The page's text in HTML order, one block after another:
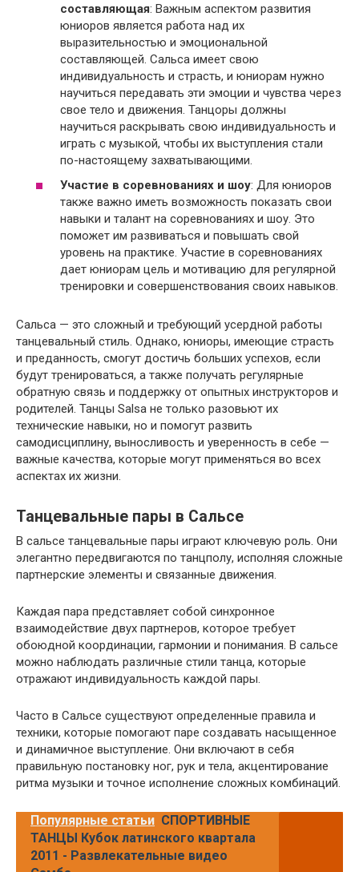
составляющая: Важным аспектом развития
юниоров является работа над их
выразительностью и эмоциональной
составляющей. Сальса имеет свою
индивидуальность и страсть, и юниорам нужно
научиться передавать эти эмоции и чувства через
свое тело и движения. Танцоры должны
научиться раскрывать свою индивидуальность и
играть с музыкой, чтобы их выступления стали
по-настоящему захватывающими.
Участие в соревнованиях и шоу: Для юниоров
также важно иметь возможность показать свои
навыки и талант на соревнованиях и шоу. Это
поможет им развиваться и повышать свой
уровень на практике. Участие в соревнованиях
дает юниорам цель и мотивацию для регулярной
тренировки и совершенствования своих навыков.
Сальса — это сложный и требующий усердной работы
танцевальный стиль. Однако, юниоры, имеющие страсть
и преданность, смогут достичь больших успехов, если
будут тренироваться, а также получать регулярные
обратную связь и поддержку от опытных инструкторов и
родителей. Танцы Salsa не только разовьют их
технические навыки, но и помогут развить
самодисциплину, выносливость и уверенность в себе —
важные качества, которые могут применяться во всех
аспектах их жизни.
Танцевальные пары в Сальсе
В сальсе танцевальные пары играют ключевую роль. Они
элегантно передвигаются по танцполу, исполняя сложные
партнерские элементы и связанные движения.
Каждая пара представляет собой синхронное
взаимодействие двух партнеров, которое требует
обоюдной координации, гармонии и понимания. В сальсе
можно наблюдать различные стили танца, которые
отражают индивидуальность каждой пары.
Часто в Сальсе существуют определенные правила и
техники, которые помогают паре создавать насыщенное
и динамичное выступление. Они включают в себя
правильную постановку ног, рук и тела, акцентирование
ритма музыки и точное исполнение сложных комбинаций.
Популярные статьи СПОРТИВНЫЕ
ТАНЦЫ Кубок латинского квартала
2011 - Развлекательные видео